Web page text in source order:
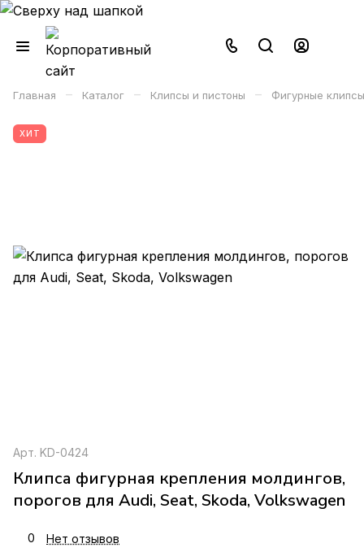
Главная – Каталог – Клипсы и пистоны – Фигурные
ХИТ
Арт. KD-0424
Клипса фигурная крепления молдингов,
порогов для Audi, Seat, Skoda, Volkswagen
0 Нет отзывов